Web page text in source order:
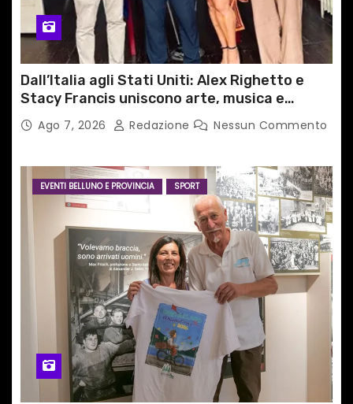
Dall’Italia agli Stati Uniti: Alex Righetto e
Stacy Francis uniscono arte, musica e
tecnologia in un nuovo progetto
internazionale”
Ago 7, 2026 Redazione Nessun Commento
EVENTI BELLUNO E PROVINCIA SPORT